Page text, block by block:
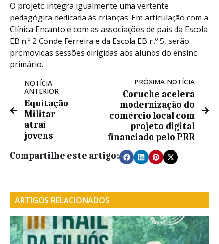
O projeto integra igualmente uma vertente
pedagógica dedicada às crianças. Em articulação com a
Clínica Encanto e com as associações de pais da Escola
EB n.º 2 Conde Ferreira e da Escola EB n.º 5, serão
promovidas sessões dirigidas aos alunos do ensino
primário.
NOTÍCIA
ANTERIOR
Equitação
Militar
atrai
jovens
PRÓXIMA NOTÍCIA
Coruche acelera
modernização do
comércio local com
projeto digital
financiado pelo PRR
Compartilhe este artigo:
ARTIGOS RELACIONADOS